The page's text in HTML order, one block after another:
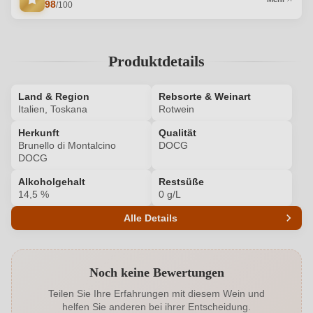
98/100
Produktdetails
Land & Region
Italien, Toskana
Rebsorte & Weinart
Rotwein
Herkunft
Brunello di Montalcino
DOCG
Qualität
DOCG
Alkoholgehalt
14,5 %
Restsüße
0 g/L
Alle Details
Alkoholgehalt in % 14,5 %
Allergene Enthält Sulfite
Noch keine Bewertungen
Teilen Sie Ihre Erfahrungen mit diesem Wein und
helfen Sie anderen bei ihrer Entscheidung.